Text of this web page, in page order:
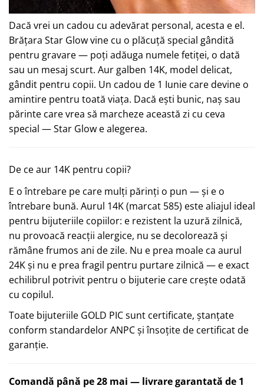
Dacă vrei un cadou cu adevărat personal, acesta e el.
Brățara Star Glow vine cu o plăcuță special gândită
pentru gravare — poți adăuga numele fetiței, o dată
sau un mesaj scurt. Aur galben 14K, model delicat,
gândit pentru copii. Un cadou de 1 Iunie care devine o
amintire pentru toată viața. Dacă ești bunic, naș sau
părinte care vrea să marcheze această zi cu ceva
special — Star Glow e alegerea.
De ce aur 14K pentru copii?
E o întrebare pe care mulți părinți o pun — și e o
întrebare bună. Aurul 14K (marcat 585) este aliajul ideal
pentru bijuteriile copiilor: e rezistent la uzură zilnică,
nu provoacă reacții alergice, nu se decolorează și
rămâne frumos ani de zile. Nu e prea moale ca aurul
24K și nu e prea fragil pentru purtare zilnică — e exact
echilibrul potrivit pentru o bijuterie care crește odată
cu copilul.
Toate bijuteriile GOLD PIC sunt certificate, ștanțate
conform standardelor ANPC și însoțite de certificat de
garanție.
Comandă până pe 28 mai — livrare garantată de 1